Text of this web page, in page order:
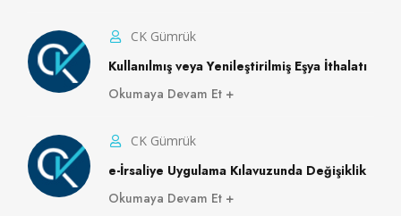
CK Gümrük
Kullanılmış veya Yenileştirilmiş Eşya İthalatı
Okumaya Devam Et
CK Gümrük
e-İrsaliye Uygulama Kılavuzunda Değişiklik
Okumaya Devam Et